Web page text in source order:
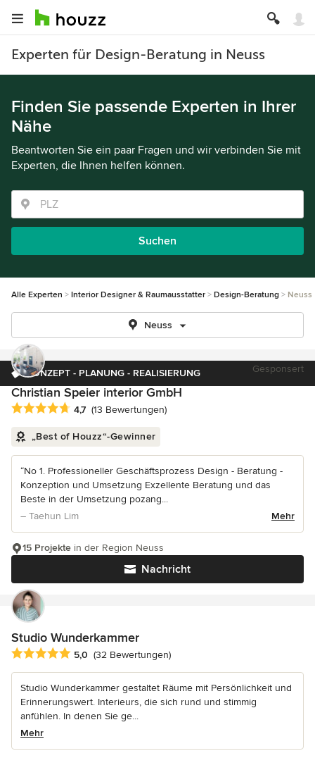
Experten für Design-Beratung in Neuss
Finden Sie passende Experten in Ihrer
Nähe
Beantworten Sie ein paar Fragen und wir verbinden Sie mit
Experten, die Ihnen helfen können.
Suchen
Alle Experten Interior Designer & Raumausstatter Design-Beratung Neuss
Neuss
KONZEPT - PLANUNG - REALISIERUNG Gesponsert
Christian Speier interior GmbH
Durchschnittliche Bewertung: 4.7 von 5 Sternen
4,7 (13 Bewertungen)
„Best of Houzz“-Gewinner
“No 1. Professioneller Geschäftsprozess Design - Beratung -
Konzeption und Umsetzung Exzellente Beratung und das
Beste in der Umsetzung pozang...
– Taehun Lim
Mehr
Nachricht
15 Projekte in der Region Neuss
Studio Wunderkammer
Durchschnittliche Bewertung: 5 von 5 Sternen
5,0 (32 Bewertungen)
Studio Wunderkammer gestaltet Räume mit Persönlichkeit und
Erinnerungswert. Interieurs, die sich rund und stimmig
anfühlen. In denen Sie ge...
Mehr